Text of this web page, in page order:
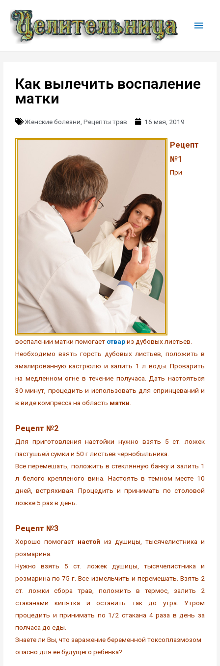
Как вылечить воспаление
матки
Женские болезни ,Рецепты трав 16 мая, 2019
Рецепт
№1
При
воспалении матки помогает отвариз дубовых листьев.
Необходимо взять горсть дубовых листьев, положить в
эмалированную кастрюлю и залить 1 л воды. Проварить
на медленном огне в течение получаса. Дать настояться
30 минут, процедить и использовать для спринцеваний и
в виде компресса на область матки
Рецепт №2
Для приготовления настойки нужно взять 5 ст. ложек
пастушьей сумки и 50 г листьев чернобыльника.
Все перемешать, положить в стеклянную банку и залить 1
л белого крепленого вина. Настоять в темном месте 10
дней, встряхивая. Процедить и принимать по столовой
ложке 5 раз в день.
Рецепт №3
Хорошо помогает настой из душицы, тысячелистника и
розмарина.
Нужно взять 5 ст. ложек душицы, тысячелистника и
розмарина по 75 г. Все измельчить и перемешать. Взять 2
ст. ложки сбора трав, положить в термос, залить 2
стаканами кипятка и оставить так до утра. Утром
процедить и принимать по 1/2 стакана 4 раза в день за
полчаса до еды.
Знаете ли Вы, что заражение беременной токсоплазмозом
опасно для ее будущего ребенка?